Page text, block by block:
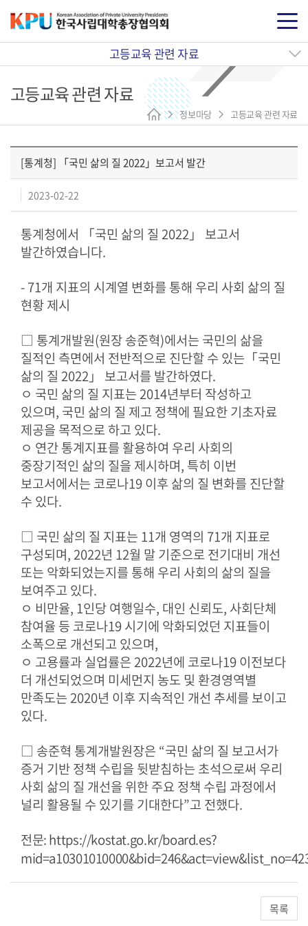
고등교육 관련 자료
고등교육 관련 자료
정보마당 고등교육 관련 자료
[통계청] 「국민 삶의 질 2022」보고서 발간
2023-02-22
통계청에서 「국민 삶의 질 2022」 보고서
발간하였습니다.
- 71개 지표의 시계열 변화를 통해 우리 사회 삶의 질
현황 제시
□ 통계개발원(원장 송준혁)에서는 국민의 삶을
질적인 측면에서 전반적으로 진단할 수 있는「국민
삶의 질 2022」 보고서를 발간하였다.
ㅇ 국민 삶의 질 지표는 2014년부터 작성하고
있으며, 국민 삶의 질 제고 정책에 필요한 기초자료
제공을 목적으로 하고 있다.
ㅇ 연간 통계지표를 활용하여 우리 사회의
중장기적인 삶의 질을 제시하며, 특히 이번
보고서에서는 코로나19 이후 삶의 질 변화를 진단할
수 있다.
□ 국민 삶의 질 지표는 11개 영역의 71개 지표로
구성되며, 2022년 12월 말 기준으로 전기대비 개선
또는 악화되었는지를 통해 우리 사회의 삶의 질을
보여주고 있다.
ㅇ 비만율, 1인당 여행일수, 대인 신뢰도, 사회단체
참여율 등 코로나19 시기에 악화되었던 지표들이
소폭으로 개선되고 있으며,
ㅇ 고용률과 실업률은 2022년에 코로나19 이전보다
더 개선되었으며 미세먼지 농도 및 환경영역별
만족도는 2020년 이후 지속적인 개선 추세를 보이고
있다.
□ 송준혁 통계개발원장은 “국민 삶의 질 보고서가
증거 기반 정책 수립을 뒷받침하는 초석으로써 우리
사회 삶의 질 개선을 위한 주요 정책 수립 과정에서
널리 활용될 수 있기를 기대한다”고 전했다.
전문:https://kostat.go.kr/board.es?
목록